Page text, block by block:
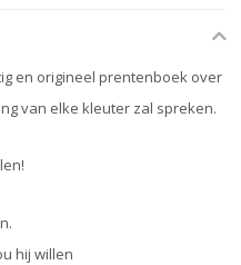
en origineel prentenboek over
van elke kleuter zal spreken.
hij willen